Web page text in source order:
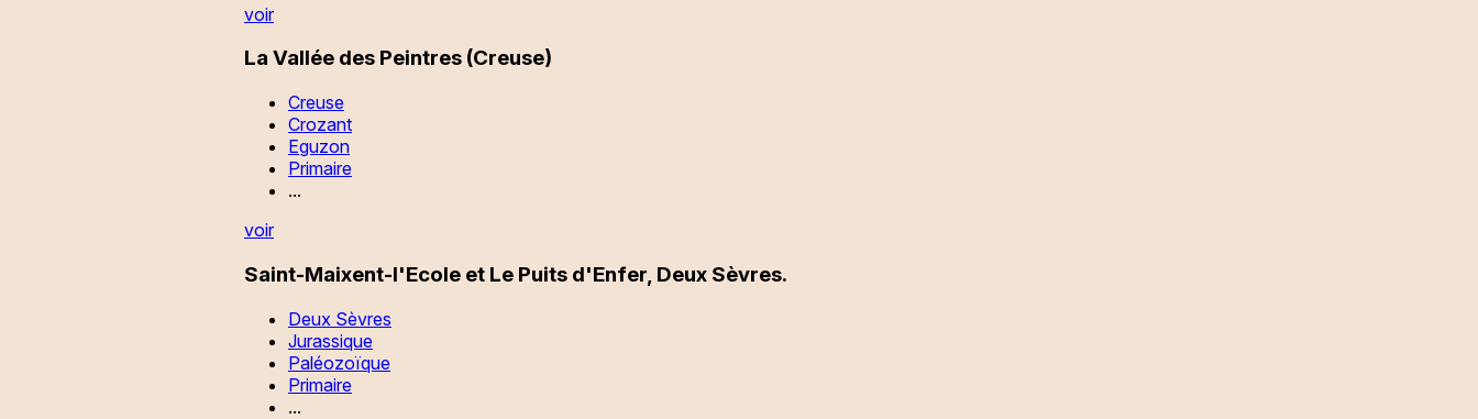
voir
La Vallée des Peintres (Creuse)
Creuse
Crozant
Eguzon
Primaire
...
voir
Saint-Maixent-l'Ecole et Le Puits d'Enfer, Deux Sèvres.
Deux Sèvres
Jurassique
Paléozoïque
Primaire
...